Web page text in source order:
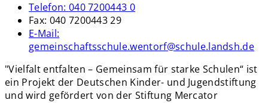
Telefon: 040 7200443 0
Fax: 040 7200443 29
E-Mail:
gemeinschaftsschule.wentorf@schule.landsh.de
"Vielfalt entfalten – Gemeinsam für starke Schulen“ ist
ein Projekt der Deutschen Kinder- und Jugendstiftung
und wird gefördert von der Stiftung Mercator